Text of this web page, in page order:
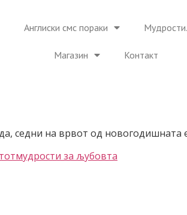
Англиски смс пораки
Магазин Контакт
седни на врвот од новогодишната
мудрости за љубовта